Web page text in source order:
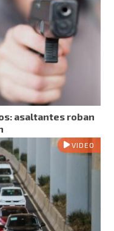
asaltantes roban
VIDEO